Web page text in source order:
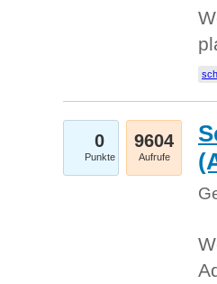
0
Punkte
9604
Aufrufe